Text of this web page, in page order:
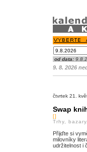
od data:
9. 8. 2026
čtvrtek 21.
Swap
[]
Trhy,
Přijďte si
milovníky
udržitelnost i